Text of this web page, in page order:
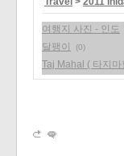
여행지 사진 - 인도
달팽이 (0)
Taj Mahal ( 타지